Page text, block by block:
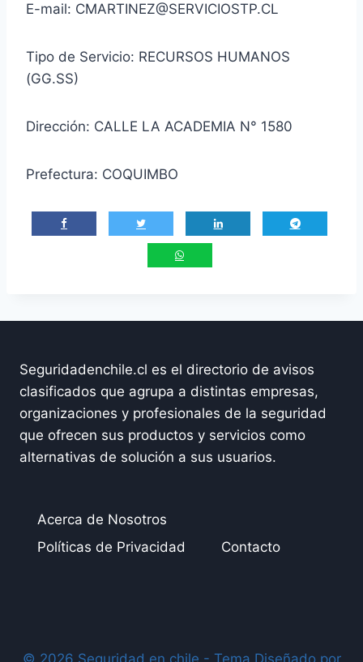
E-mail: CMARTINEZ@SERVICIOSTP.CL
Tipo de Servicio: RECURSOS HUMANOS
(GG.SS)
Dirección: CALLE LA ACADEMIA N° 1580
Prefectura: COQUIMBO
Seguridadenchile.cl es el directorio de avisos
clasificados que agrupa a distintas empresas,
organizaciones y profesionales de la seguridad
que ofrecen sus productos y servicios como
alternativas de solución a sus usuarios.
Acerca de Nosotros
Políticas de Privacidad
Contacto
© 2026 Seguridad en chile - Tema Diseñado por